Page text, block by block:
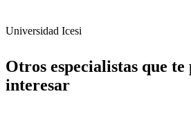
Universidad Icesi
Otros especialistas que te
interesar